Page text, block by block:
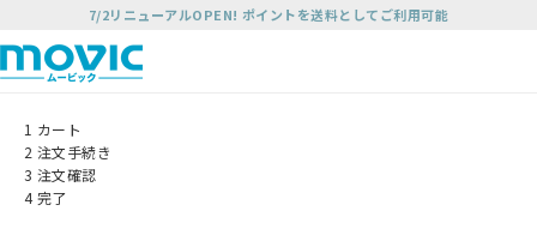
7/2リニューアルOPEN! ポイントを送料としてご利用可能
1 カート
2 注文手続き
3 注文確認
4 完了